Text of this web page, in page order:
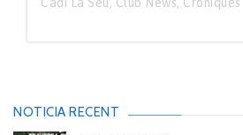
Cadí La Seu, Club News, Cròniques
NOTICIA RECENT